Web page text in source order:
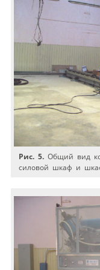
Рис. 5. Общий вид
силовой шкаф и